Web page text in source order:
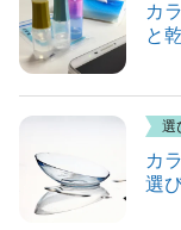
カ
と
選
カ
選